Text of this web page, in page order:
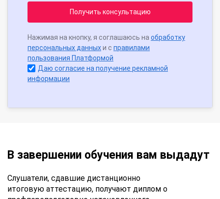
Получить консультацию
Нажимая на кнопку, я соглашаюсь на обработку
персональных данныхи с правилами
пользования Платформой
Даю согласие на получение рекламной
информации
В завершении обучения вам выдадут
Слушатели, сдавшие дистанционно
итоговую аттестацию, получают диплом о